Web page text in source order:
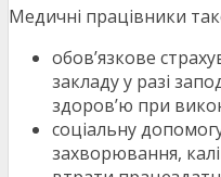
Медичні працівники
обов’язкове
закладу у разі
здоров’ю при
соціальну
захворювання,